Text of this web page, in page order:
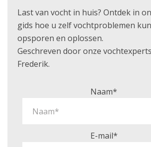
Last van vocht in huis? Ontdek in
gids hoe u zelf vochtproblemen
opsporen en oplossen.
Geschreven door onze
Frederik.
Naam*
E-mail*